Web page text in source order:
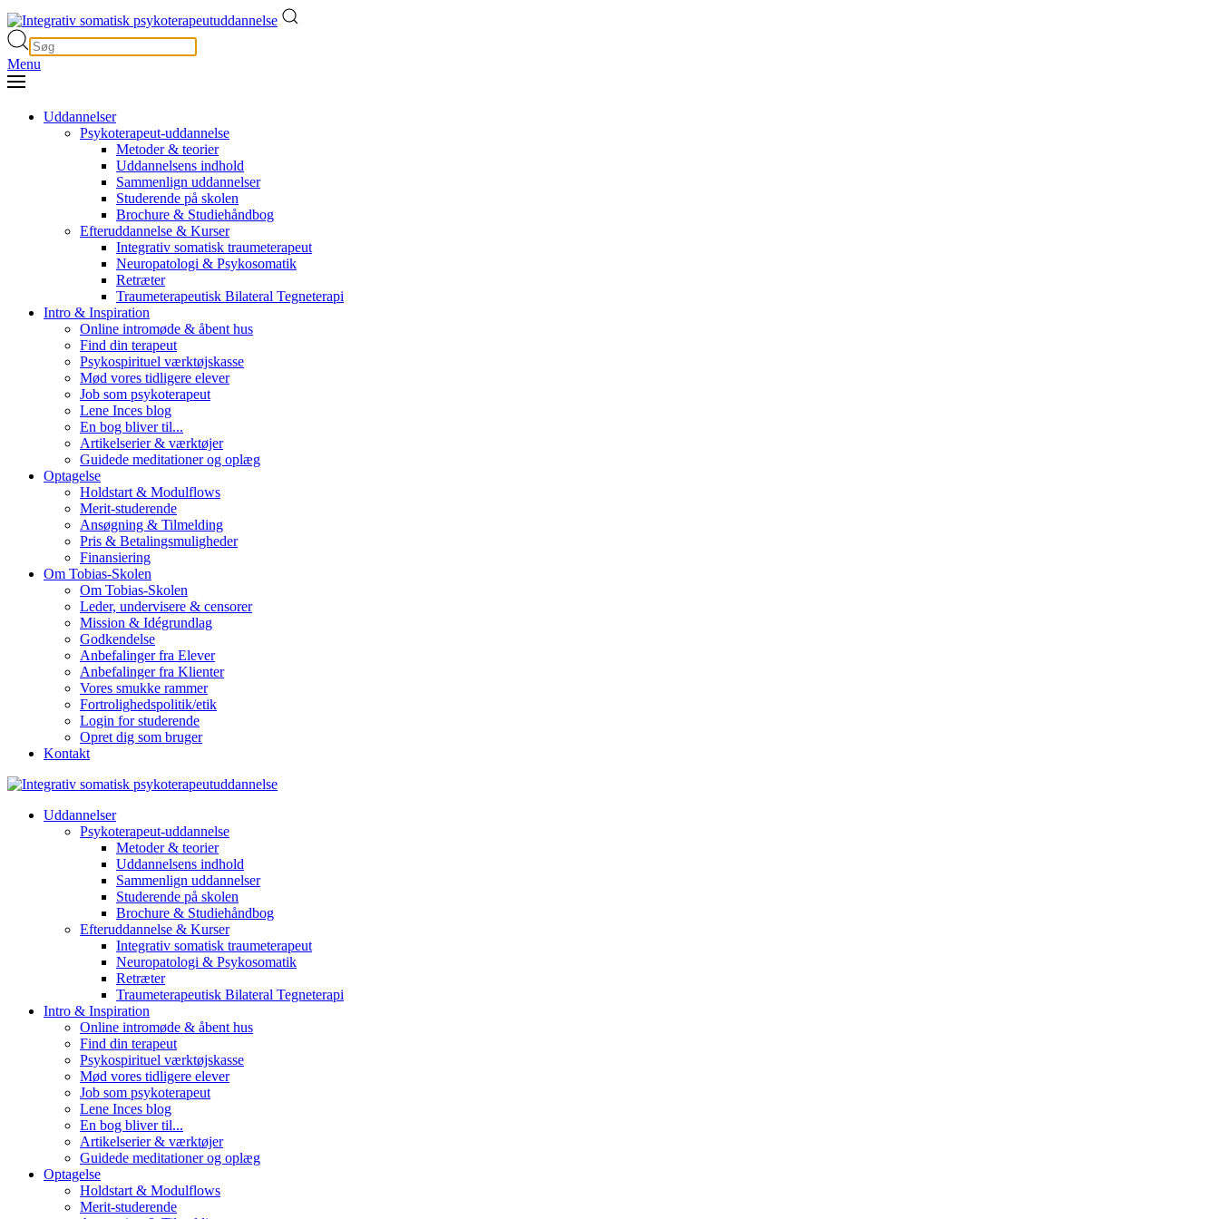
Menu
Uddannelser
Psykoterapeut-uddannelse
Metoder & teorier
Uddannelsens indhold
Sammenlign uddannelser
Studerende på skolen
Brochure & Studiehåndbog
Efteruddannelse & Kurser
Integrativ somatisk traumeterapeut
Neuropatologi & Psykosomatik
Retræter
Traumeterapeutisk Bilateral Tegneterapi
Intro & Inspiration
Online intromøde & åbent hus
Find din terapeut
Psykospirituel værktøjskasse
Mød vores tidligere elever
Job som psykoterapeut
Lene Inces blog
En bog bliver til...
Artikelserier & værktøjer
Guidede meditationer og oplæg
Optagelse
Holdstart & Modulflows
Merit-studerende
Ansøgning & Tilmelding
Pris & Betalingsmuligheder
Finansiering
Om Tobias-Skolen
Om Tobias-Skolen
Leder, undervisere & censorer
Mission & Idégrundlag
Godkendelse
Anbefalinger fra Elever
Anbefalinger fra Klienter
Vores smukke rammer
Fortrolighedspolitik/etik
Login for studerende
Opret dig som bruger
Kontakt
Uddannelser
Psykoterapeut-uddannelse
Metoder & teorier
Uddannelsens indhold
Sammenlign uddannelser
Studerende på skolen
Brochure & Studiehåndbog
Efteruddannelse & Kurser
Integrativ somatisk traumeterapeut
Neuropatologi & Psykosomatik
Retræter
Traumeterapeutisk Bilateral Tegneterapi
Intro & Inspiration
Online intromøde & åbent hus
Find din terapeut
Psykospirituel værktøjskasse
Mød vores tidligere elever
Job som psykoterapeut
Lene Inces blog
En bog bliver til...
Artikelserier & værktøjer
Guidede meditationer og oplæg
Optagelse
Holdstart & Modulflows
Merit-studerende